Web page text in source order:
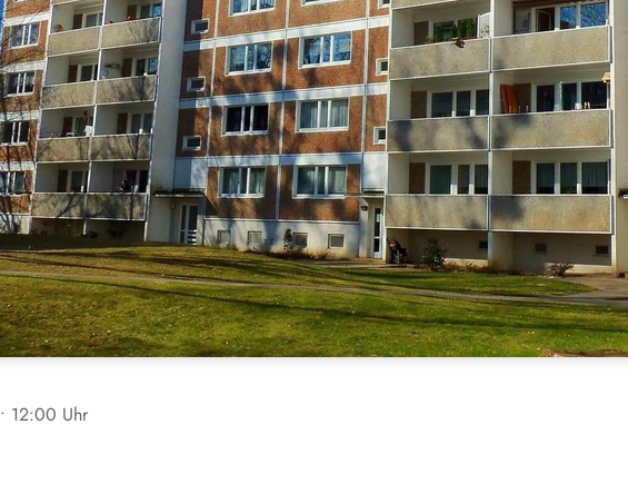
• 12:00 Uhr